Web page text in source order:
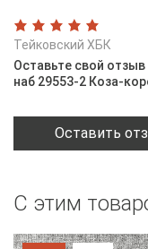
Тейковский ХБК
Оставьте свой
наб 29553-2 Коза-
Оставить
С этим